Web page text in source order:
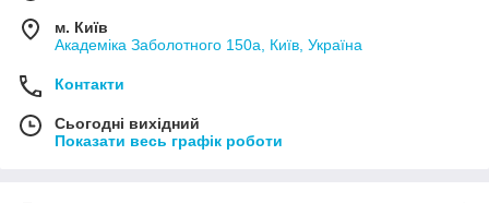
м. Київ
Академіка Заболотного 150а, Київ, Україна
Контакти
Сьогодні вихідний
Показати весь графік роботи